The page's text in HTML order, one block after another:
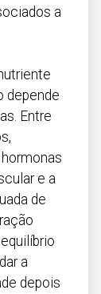
a
depende
Entre
e a
de
a
depois